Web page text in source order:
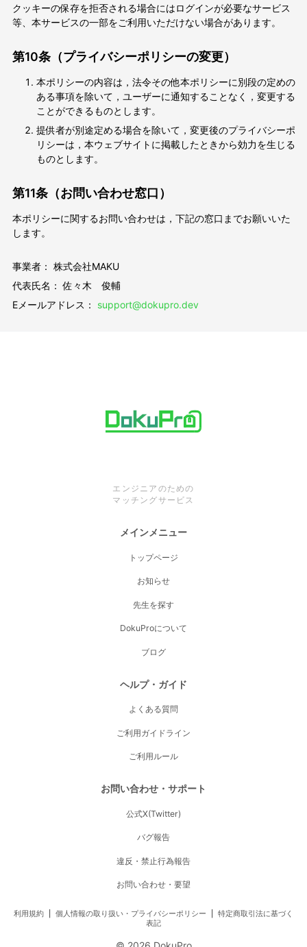
クッキーの保存を拒否される場合にはログインが必要なサービス
等、本サービスの一部をご利用いただけない場合があります。
第10条（プライバシーポリシーの変更）
本ポリシーの内容は，法令その他本ポリシーに別段の定めの
ある事項を除いて，ユーザーに通知することなく，変更する
ことができるものとします。
提供者が別途定める場合を除いて，変更後のプライバシーポ
リシーは，本ウェブサイトに掲載したときから効力を生じる
ものとします。
第11条（お問い合わせ窓口）
本ポリシーに関するお問い合わせは，下記の窓口までお願いいた
します。
事業者： 株式会社MAKU
代表氏名： 佐々木 俊輔
Eメールアドレス：
support@dokupro.dev
エンジニアのための
マッチングサービス
メインメニュー
トップページ
お知らせ
先生を探す
DokuProについて
ブログ
ヘルプ・ガイド
よくある質問
ご利用ガイドライン
ご利用ルール
お問い合わせ・サポート
公式X(Twitter)
バグ報告
違反・禁止行為報告
お問い合わせ・要望
利用規約 個人情報の取り扱い・プライバシーポリシー
特定商取引法に基づく
表記